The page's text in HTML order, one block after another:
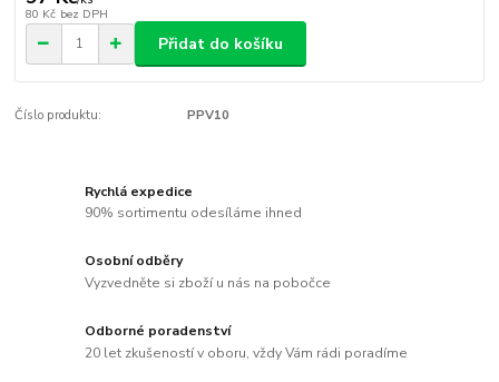
80 Kč bez DPH
Přidat do košíku
Číslo produktu: PPV10
Rychlá expedice
90% sortimentu odesíláme ihned
Osobní odběry
Vyzvedněte si zboží u nás na pobočce
Odborné poradenství
20 let zkušeností v oboru, vždy Vám rádi poradíme